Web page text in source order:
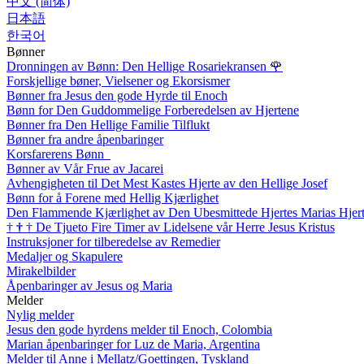
日本語
한국어
Bønner
Dronningen av Bønn: Den Hellige Rosariekransen 🌹
Forskjellige bøner, Vielsener og Ekorsismer
Bønner fra Jesus den gode Hyrde til Enoch
Bønn for Den Guddommelige Forberedelsen av Hjertene
Bønner fra Den Hellige Familie Tilflukt
Bønner fra andre åpenbaringer
Korsfarerens Bønn
Bønner av Vår Frue av Jacarei
Avhengigheten til Det Mest Kastes Hjerte av den Hellige Josef
Bønn for å Forene med Hellig Kjærlighet
Den Flammende Kjærlighet av Den Ubesmittede Hjertes Marias
† † † De Tjueto Fire Timer av Lidelsene vår Herre Jesus Kristus
Instruksjoner for tilberedelse av Remedier
Medaljer og Skapulere
Mirakelbilder
Åpenbaringer av Jesus og Maria
Melder
Nylig melder
Jesus den gode hyrdens melder til Enoch, Colombia
Marian åpenbaringer for Luz de Maria, Argentina
Melder til Anne i Mellatz/Goettingen, Tyskland